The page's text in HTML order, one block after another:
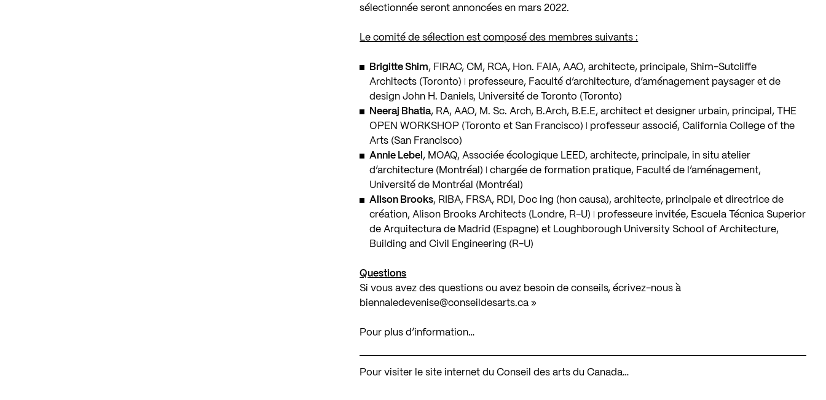
sélectionnée seront annoncées en mars 2022.
Le comité de sélection est composé des membres suivants :
Brigitte Shim, FIRAC, CM, RCA, Hon. FAIA, AAO, architecte, principale, Shim-Sutcliffe
Architects (Toronto) ǀ professeure, Faculté d’architecture, d’aménagement paysager et de
design John H. Daniels, Université de Toronto (Toronto)
Neeraj Bhatia, RA, AAO, M. Sc. Arch, B.Arch, B.E.E, architect et designer urbain, principal, THE
OPEN WORKSHOP (Toronto et San Francisco) ǀ professeur associé, California College of the
Arts (San Francisco)
Annie Lebel , MOAQ, Associée écologique LEED, architecte, principale, in situ atelier
d’architecture (Montréal) ǀ chargée de formation pratique, Faculté de l’aménagement,
Université de Montréal (Montréal)
Alison Brooks, RIBA, FRSA, RDI, Doc ing (hon causa), architecte, principale et directrice de
création, Alison Brooks Architects (Londre, R-U) ǀ professeure invitée, Escuela Técnica Superior
de Arquitectura de Madrid (Espagne) et Loughborough University School of Architecture,
Building and Civil Engineering (R-U)
Questions
Si vous avez des questions ou avez besoin de conseils, écrivez-nous à
biennaledevenise@conseildesarts.ca »
Pour plus d’information…
Pour visiter le site internet du Conseil des arts du Canada…